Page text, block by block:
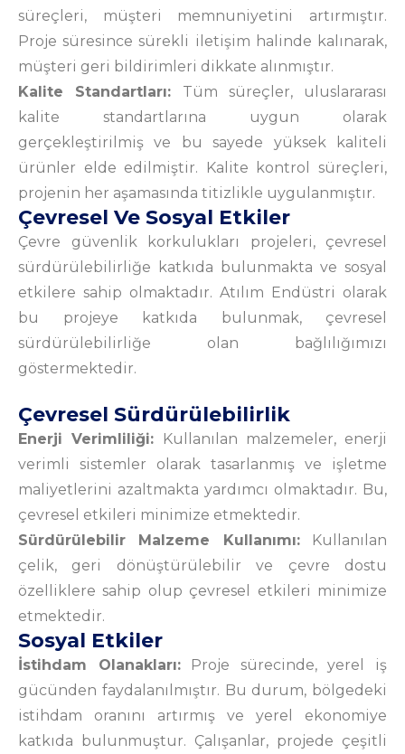
süreçleri, müşteri memnuniyetini artırmıştır.
Proje süresince sürekli iletişim halinde kalınarak,
müşteri geri bildirimleri dikkate alınmıştır.
Kalite Standartları: Tüm süreçler, uluslararası
kalite standartlarına uygun olarak
gerçekleştirilmiş ve bu sayede yüksek kaliteli
ürünler elde edilmiştir. Kalite kontrol süreçleri,
projenin her aşamasında titizlikle uygulanmıştır.
Çevresel Ve Sosyal Etkiler
Çevre güvenlik korkulukları projeleri, çevresel
sürdürülebilirliğe katkıda bulunmakta ve sosyal
etkilere sahip olmaktadır. Atılım Endüstri olarak
bu projeye katkıda bulunmak, çevresel
sürdürülebilirliğe olan bağlılığımızı
göstermektedir.
Çevresel Sürdürülebilirlik
Enerji Verimliliği: Kullanılan malzemeler, enerji
verimli sistemler olarak tasarlanmış ve işletme
maliyetlerini azaltmakta yardımcı olmaktadır. Bu,
çevresel etkileri minimize etmektedir.
Sürdürülebilir Malzeme Kullanımı:Kullanılan
çelik, geri dönüştürülebilir ve çevre dostu
özelliklere sahip olup çevresel etkileri minimize
etmektedir.
Sosyal Etkiler
İstihdam Olanakları:Proje sürecinde, yerel iş
gücünden faydalanılmıştır. Bu durum, bölgedeki
istihdam oranını artırmış ve yerel ekonomiye
katkıda bulunmuştur. Çalışanlar, projede çeşitli